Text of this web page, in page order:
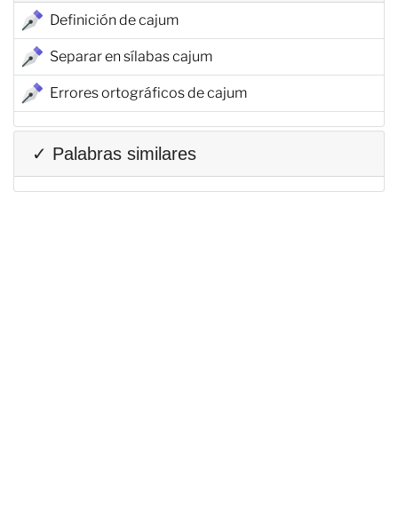
Definición de cajum
Separar en sílabas cajum
Errores ortográficos de cajum
✓ Palabras similares